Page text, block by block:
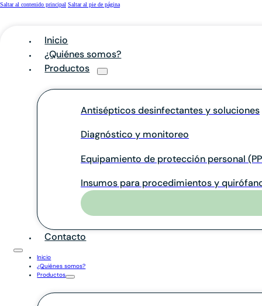
Saltar al contenido principal Saltar al pie de página
Inicio
¿Quiénes somos?
Productos
Antisépticos desinfectantes y soluciones
Diagnóstico y monitoreo
Equipamiento de protección personal
Insumos para procedimientos y
Contacto
Inicio
¿Quiénes somos?
Productos